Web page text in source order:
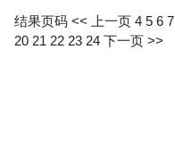
结果页码 << 上一页 4 5 6 7
20 21 22 23 24 下一页 >>